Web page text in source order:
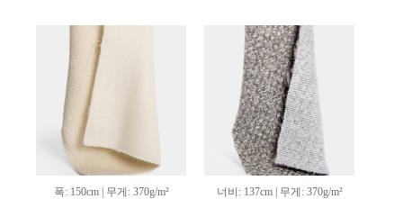
폭: 150cm | 무게: 370g/m² 너비: 137cm | 무게: 370g/m²